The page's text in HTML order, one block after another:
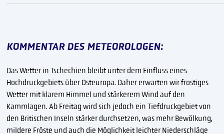
KOMMENTAR DES METEOROLOGEN:
Das Wetter in Tschechien bleibt unter dem Einfluss eines
Hochdruckgebiets über Osteuropa. Daher erwarten wir frostiges
Wetter mit klarem Himmel und stärkerem Wind auf den
Kammlagen. Ab Freitag wird sich jedoch ein Tiefdruckgebiet von
den Britischen Inseln stärker durchsetzen, was mehr Bewölkung,
mildere Fröste und auch die Möglichkeit leichter Niederschläge